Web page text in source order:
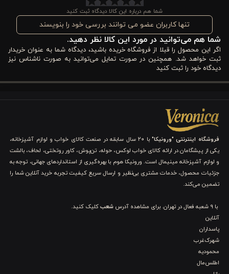
این سرویس برای تخت‌های دونفره طراحی شده و به‌خاطر جنس مرغوب
و دوخت باکیفیت، دوام بالایی دارد. بافت نرم و گرمای مناسب آن باعث
می‌شود در شب‌های سرد خواب راحتی داشته باشید.
مزایا و ویژگی‌های سرویس لحاف مخمل ۷ تکه دونفره
جنس این کالای خواب از مخمل مرغوب است که در عین نرمی و
لطافت، دوام بالایی دارد. بافت مخمل باعث حفظ گرما در شب‌های
سرد می‌شود و احساس گرمی و آرامش را هنگام خواب ایجاد می‌کند.
ترکیب دوخت‌های ساده و طرحدار در روبالشتی‌ها و روتختی،
جلوه‌ای مدرن و جذاب به سرویس داده است. این طراحی باعث
می‌شود که بتوانید آن را با هر نوع دکوراسیون اتاق خواب ست
کنید.
ملحفه کشدار با ارتفاع ۳۰ سانتی‌متر باعث می‌شود روی تشک
به‌خوبی فیکس شود و هنگام خواب جابه‌جا نشود. این ویژگی باعث
راحتی بیشتر و نظم بصری بهتر تخت خواب می‌شود.
بشویید، بدون اینکه رنگ یا بافت پارچه تغییر کند. همچنین برای
رنگ کالباسی از جمله رنگ‌های ترند سال‌های اخیر است و به‌راحتی با
اکثر دکورهای مدرن و کلاسیک هماهنگ می‌شود. این رنگ حس
آرامش و لطافت را در اتاق شما تقویت می‌کند.
شما هم درباره این کالا دیدگاه ثبت کنید
تنها کاربران عضو می توانند بررسی خود را بنویسند
شما هم می‌توانید در مورد این کالا نظر دهید.
اگر این محصول را قبلا از فروشگاه خریده باشید، دیدگاه شما به عنوان خریدار
ثبت خواهد شد. همچنین در صورت تمایل می‌توانید به صورت ناشناس نیز
دیدگاه خود را ثبت کنید
فروشگاه اینترنتی "ورونیکا"
با ۲۰ سال سابقه در صنعت کالای خواب و لوازم آشپزخانه،
یکی از پیشگامان در ارائه کالای خواب لوکس، حوله، تن‌پوش، کاور روتختی، لحاف، بالشت
و لوازم آشپزخانه مینیمال است. ورونیکا هوم با بهره‌گیری از استانداردهای جهانی، توجه به
جزئیات محصول، خدمات مشتری بی‌نظیر و ارسال سریع کیفیت تجربه خرید آنلاین شما را
تضمین می‌کند.
با 9 شعبه فعال در تهران. برای مشاهده آدرس شعبکلیک کنید.
آنلاین
پاسداران
شهرک‌غرب
محمودیه
اطلس‌مال